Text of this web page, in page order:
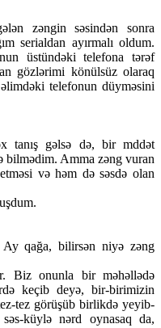
zəngin səsindən sonra
serialdan ayırmalı oldum.
üstündəki telefona tərəf
gözlərimi könülsüz olaraq
əlimdəki telefonun düyməsini
tanış gəlsə də, bir mddət
bilmədim. Amma zəng vuran
və həm də səsdə olan
Ay qağa, bilirsən niyə zəng
Biz onunla bir məhəllədə
keçib deyə, bir-birimizin
tez görüşüb birlikdə yeyib-
küylə nərd oynasaq da,